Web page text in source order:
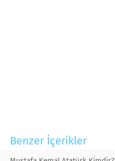
Benzer İçerikler